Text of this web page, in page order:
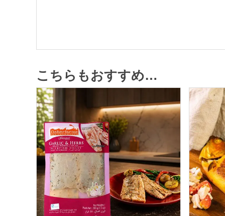
こちらもおすすめ…